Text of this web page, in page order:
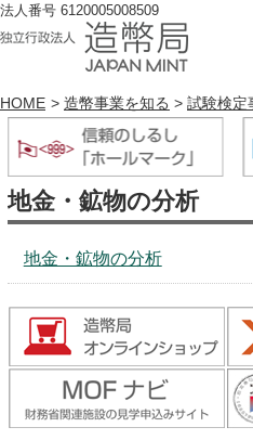
法人番号 6120005008509
造幣局案内
トップページ
造幣局について
造幣事業を知る
貨幣を知る
造幣局を楽しむ
HOME > 造幣事業を知る > 試験検定
地金・鉱物の分析
地金・鉱物の分析